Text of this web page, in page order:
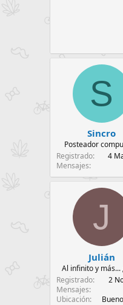
S
Sincro
Posteador
Registrado
4
Mensajes
J
Julián
Al infinito y más...
Registrado
2
Mensajes
Ubicación